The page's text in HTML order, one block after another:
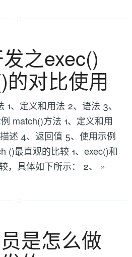
之exec()
的对比使用
1、定义和用法 2、语法 3、
match()方法 1、定义和用
述 4、返回值 5、使用示例
()最直观的比较 1、exec()和
，具体如下所示： 2、 »
是怎么做